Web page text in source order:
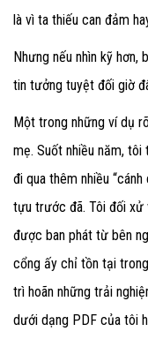
là vì ta thiếu can đảm
Nhưng nếu nhìn kỹ
tin tưởng tuyệt đối giờ
Một trong những ví dụ
mẹ. Suốt nhiều năm, tôi
đi qua thêm nhiều
tựu trước đã. Tôi đối xử
được ban phát từ bên
cổng ấy chỉ tồn tại
trì hoãn những trải
dưới dạng PDF của tôi